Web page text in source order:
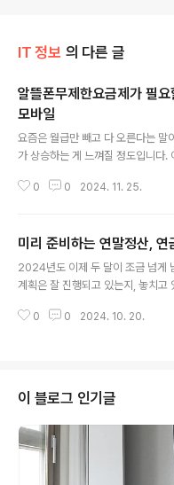
IT 정보 의 다른 글
알뜰폰무제한요금제가 필
모바일
요즘은 월급만 빼고 다 오른다는 말
가 상승하는 게 느껴질 정도입니다.
우 꼭 필요한 지출이지만 매월 몇만
금제 선택이 가능한 kt M모바일은
T 자회사로 신뢰할 수 있는 알뜰폰
있어서도 별도 앱을 지원해 고객센
게 확인 가능하고 처리할 수 있는 장
0 0 2024. 11. 25.
미리 준비하는 연말정산, 연
2024년도 이제 두 달이 조금 넘게
계획은 잘 진행되고 있는지, 놓치고
요한데요, 많은 혜택을 받을 수 있
이상은 13.2%에 해당하는 비용을
는 동안 받을 수 있는 혜택도 있습
0 0 2024. 10. 20.
이 블로그 인기글